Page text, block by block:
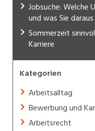
Jobsuche: Welche
und was Sie
Sommerzeit
Karriere
Kategorien
Arbeitsalltag
Bewerbung und
Arbeitsrecht